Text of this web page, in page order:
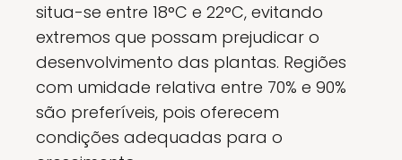
situa-se entre 18°C e 22°C, evitando
extremos que possam prejudicar o
desenvolvimento das plantas. Regiões
com umidade relativa entre 70% e 90%
são preferíveis, pois oferecem
condições adequadas para o